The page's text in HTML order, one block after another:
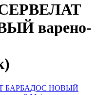
СЕРВЕЛАТ
варено-